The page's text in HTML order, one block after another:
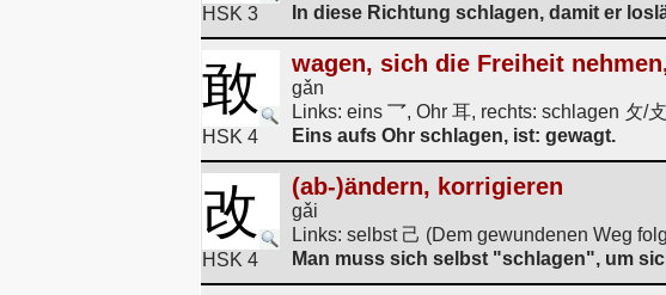
HSK 3
In diese Richtung schlagen, damit er
敢
HSK 4
wagen, sich die Freiheit
gǎn
Links: eins 乛, Ohr 耳, rechts: schlagen 攵/
Eins aufs Ohr schlagen, ist: gewagt.
改
HSK 4
(ab-)ändern, korrigieren
gǎi
Links: selbst 己 (Dem gewundenen Weg
Man muss sich selbst "schlagen", um